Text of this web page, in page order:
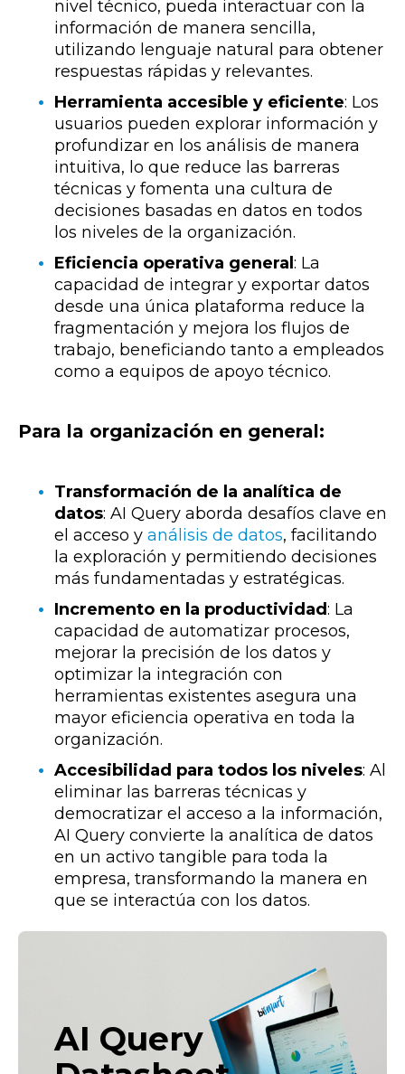
nivel técnico, pueda interactuar con la
información de manera sencilla,
utilizando lenguaje natural para obtener
respuestas rápidas y relevantes.
Herramienta accesible y eficiente: Los
usuarios pueden explorar información y
profundizar en los análisis de manera
intuitiva, lo que reduce las barreras
técnicas y fomenta una cultura de
decisiones basadas en datos en todos
los niveles de la organización.
Eficiencia operativa general : La
capacidad de integrar y exportar datos
desde una única plataforma reduce la
fragmentación y mejora los flujos de
trabajo, beneficiando tanto a empleados
como a equipos de apoyo técnico.
Para la organización en general:
Transformación de la analítica de
datos: AI Query aborda desafíos clave en
el acceso y análisis de datos, facilitando
la exploración y permitiendo decisiones
más fundamentadas y estratégicas.
Incremento en la productividad: La
capacidad de automatizar procesos,
mejorar la precisión de los datos y
optimizar la integración con
herramientas existentes asegura una
mayor eficiencia operativa en toda la
organización.
Accesibilidad para todos los niveles: Al
eliminar las barreras técnicas y
democratizar el acceso a la información,
AI Query convierte la analítica de datos
en un activo tangible para toda la
empresa, transformando la manera en
que se interactúa con los datos.
AI Query